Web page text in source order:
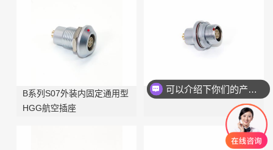
B系列S07外装内固定通用型
HGG航空插座
B系列S06 HEG航空插座